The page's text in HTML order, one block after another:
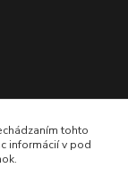
tohto
informácií v pod